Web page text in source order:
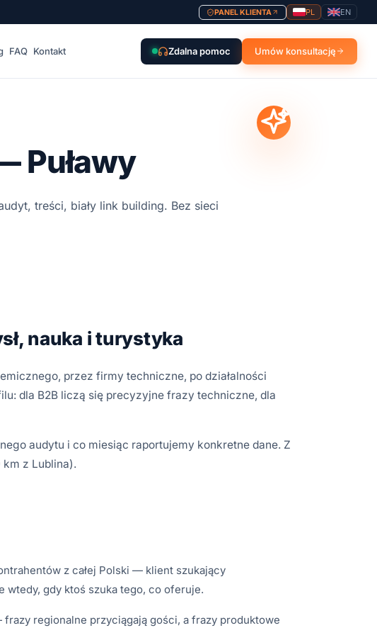
PANEL KLIENTA PL EN
FAQ Kontakt Zdalna pomoc Umów konsultację
Puławy
treści, biały link building. Bez sieci
nauka i turystyka
przez firmy techniczne, po działalności
dla B2B liczą się precyzyjne frazy techniczne, dla
audytu i co miesiąc raportujemy konkretne dane. Z
z Lublina).
z całej Polski — klient szukający
wtedy, gdy ktoś szuka tego, co oferuje.
regionalne przyciągają gości, a frazy produktowe